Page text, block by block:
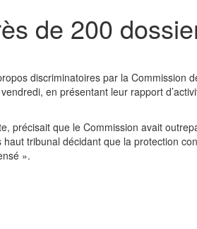
de 200
discriminatoires par la Commission
en présentant leur rapport
précisait que le Commission avait
tribunal décidant que la protection
».